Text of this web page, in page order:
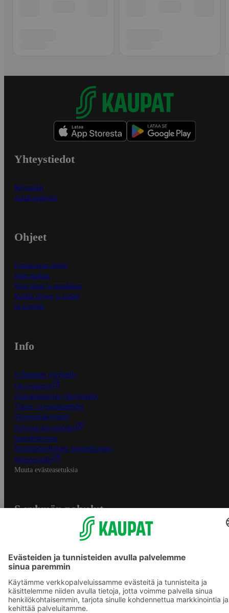
Yhteystiedot
Myymälät
Asiakaspalvelu
Ohjeet
Ensitilaajan ohjeet
Näin maksat
Näin tilaat ja muokkaat
Kaikki ohjeet ja vinkit
In English
Info
S-Business yrityksille
Oiva-raportit
Osuuskauppojen yhteystiedot
Tilaus- ja toimitusehdot
Tietosuojakäytäntö
Palvelun käyttöehdot
Saavutettavuus
Mobiilisovelluksen saavutettavuus
Mainostajalle
Muuta evästeasetuksia
S-ryhmän palvelut
Yhteishyvä Ruoka -sovellus
S-ostoslista -sovellus
Prisma.fi
Sokos.fi
S-Pankki